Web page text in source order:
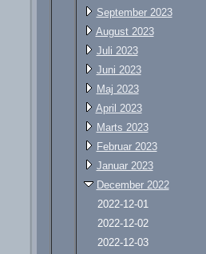
September 2023
August 2023
Juli 2023
Juni 2023
Maj 2023
April 2023
Marts 2023
Februar 2023
Januar 2023
December 2022
2022-12-01
2022-12-02
2022-12-03